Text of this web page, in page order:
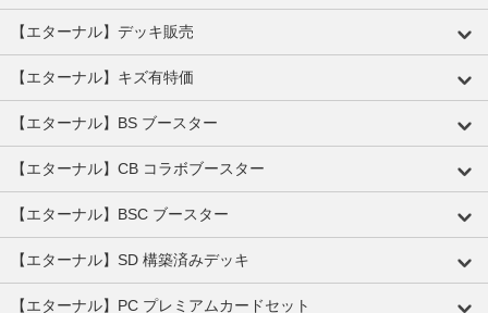
【エターナル】デッキ販売
【エターナル】キズ有特価
【エターナル】BS ブースター
【エターナル】CB コラボブースター
【エターナル】BSC ブースター
【エターナル】SD 構築済みデッキ
【エターナル】PC プレミアムカードセット